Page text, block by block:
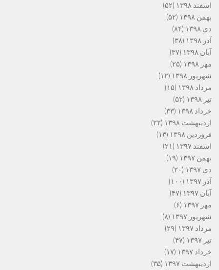
اسفند ۱۳۹۸
(۵۲)
بهمن ۱۳۹۸
(۵۲)
دی ۱۳۹۸
(۸۴)
آذر ۱۳۹۸
(۳۸)
آبان ۱۳۹۸
(۳۷)
مهر ۱۳۹۸
(۲۵)
شهریور ۱۳۹۸
(۱۲)
مرداد ۱۳۹۸
(۱۵)
تیر ۱۳۹۸
(۵۲)
خرداد ۱۳۹۸
(۳۳)
اردیبهشت ۱۳۹۸
(۲۲)
فروردین ۱۳۹۸
(۱۳)
اسفند ۱۳۹۷
(۲۱)
بهمن ۱۳۹۷
(۱۹)
دی ۱۳۹۷
(۲۰)
آذر ۱۳۹۷
(۱۰۰)
آبان ۱۳۹۷
(۴۷)
مهر ۱۳۹۷
(۶)
شهریور ۱۳۹۷
(۸)
مرداد ۱۳۹۷
(۲۹)
تیر ۱۳۹۷
(۴۷)
خرداد ۱۳۹۷
(۱۷)
اردیبهشت ۱۳۹۷
(۳۵)